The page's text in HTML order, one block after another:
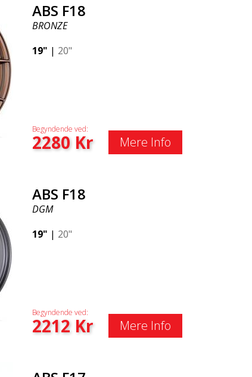
ABS F18
BRONZE
19" | 20"
Begyndende ved:
2280Kr Mere Info
ABS F18
DGM
19" | 20"
Begyndende ved:
2212Kr Mere Info